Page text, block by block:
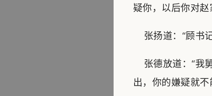
疑你，以后你对
张扬道：“顾书
张德放道：“我
出，你的嫌疑就